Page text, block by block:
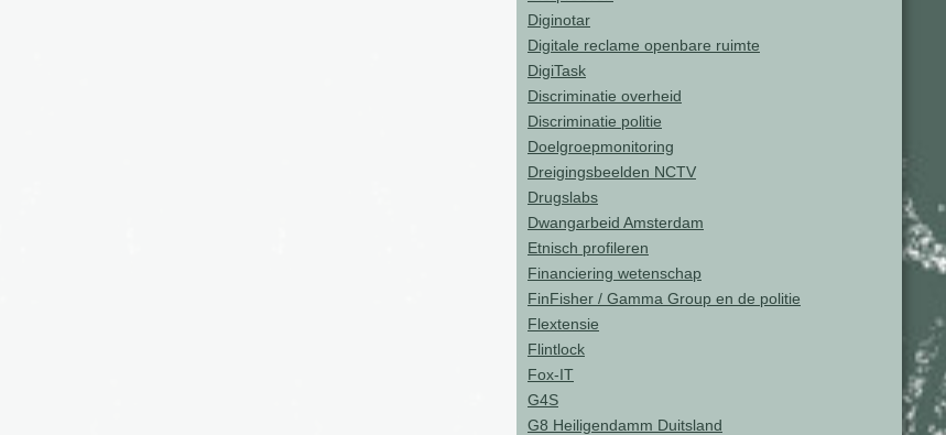
Diginotar
Digitale reclame openbare ruimte
DigiTask
Discriminatie overheid
Discriminatie politie
Doelgroepmonitoring
Dreigingsbeelden NCTV
Drugslabs
Dwangarbeid Amsterdam
Etnisch profileren
Financiering wetenschap
FinFisher / Gamma Group en de politie
Flextensie
Flintlock
Fox-IT
G4S
G8 Heiligendamm Duitsland